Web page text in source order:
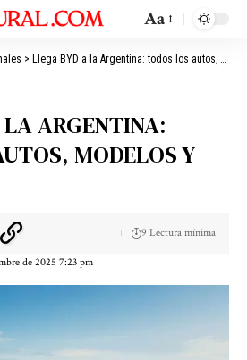
Aa
> Llega BYD a la Argentina: todos los autos, modelos y precios
ARGENTINA:
MODELOS Y
de 2025 7:23 pm
9 Lectura mínima